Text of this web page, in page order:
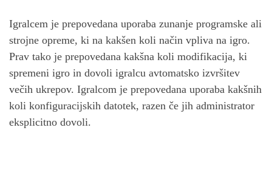
Igralcem je prepovedana uporaba zunanje programske ali
strojne opreme, ki na kakšen koli način vpliva na igro.
Prav tako je prepovedana kakšna koli modifikacija, ki
spremeni igro in dovoli igralcu avtomatsko izvršitev
večih ukrepov. Igralcom je prepovedana uporaba kakšnih
koli konfiguracijskih datotek, razen če jih administrator
eksplicitno dovoli.